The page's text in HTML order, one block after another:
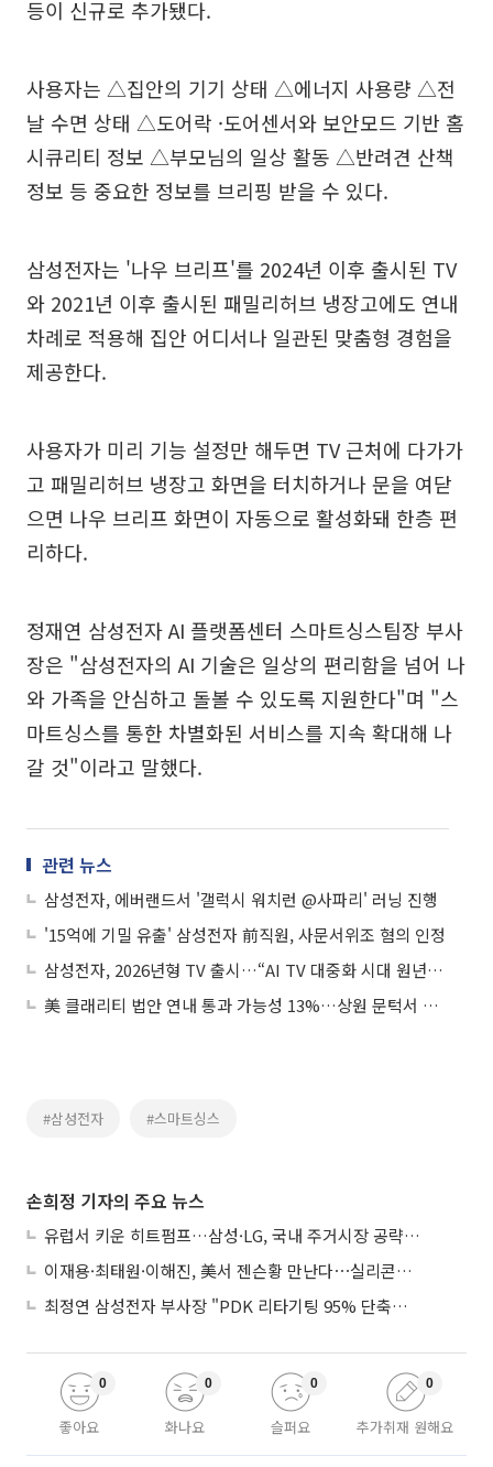
등이 신규로 추가됐다.
사용자는 △집안의 기기 상태 △에너지 사용량 △전
날 수면 상태 △도어락 ·도어센서와 보안모드 기반 홈
시큐리티 정보 △부모님의 일상 활동 △반려견 산책
정보 등 중요한 정보를 브리핑 받을 수 있다.
삼성전자는 '나우 브리프'를 2024년 이후 출시된 TV
와 2021년 이후 출시된 패밀리허브 냉장고에도 연내
차례로 적용해 집안 어디서나 일관된 맞춤형 경험을
제공한다.
사용자가 미리 기능 설정만 해두면 TV 근처에 다가가
고 패밀리허브 냉장고 화면을 터치하거나 문을 여닫
으면 나우 브리프 화면이 자동으로 활성화돼 한층 편
리하다.
정재연 삼성전자 AI 플랫폼센터 스마트싱스팀장 부사
장은 "삼성전자의 AI 기술은 일상의 편리함을 넘어 나
와 가족을 안심하고 돌볼 수 있도록 지원한다"며 "스
마트싱스를 통한 차별화된 서비스를 지속 확대해 나
갈 것"이라고 말했다.
관련 뉴스
삼성전자, 에버랜드서 '갤럭시 워치런 @사파리' 러닝 진행
'15억에 기밀 유출' 삼성전자 前직원, 사문서위조 혐의 인정
삼성전자, 2026년형 TV 출시…“AI TV 대중화 시대 원년” 선언
美 클래리티 법안 연내 통과 가능성 13%…상원 문턱서 제동
#삼성전자 #스마트싱스
손희정 기자의 주요 뉴스
유럽서 키운 히트펌프…삼성·LG, 국내 주거시장 공략 ‘속도’
이재용·최태원·이해진, 美서 젠슨황 만난다⋯실리콘밸리 집결하는 AI리더
최정연 삼성전자 부사장 "PDK 리타기팅 95% 단축…에이전트 AI 시범 활용"
좋아요
0
화나요
0
슬퍼요
0
추가취재 원해요
0